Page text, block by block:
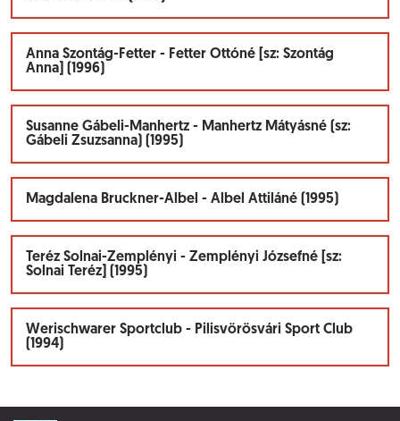
Anna Szontág-Fetter - Fetter Ottóné [sz: Szontág
Anna] (1996)
Susanne Gábeli-Manhertz - Manhertz Mátyásné (sz:
Gábeli Zsuzsanna) (1995)
Magdalena Bruckner-Albel - Albel Attiláné (1995)
Teréz Solnai-Zemplényi - Zemplényi Józsefné [sz:
Solnai Teréz] (1995)
Werischwarer Sportclub - Pilisvörösvári Sport Club
(1994)